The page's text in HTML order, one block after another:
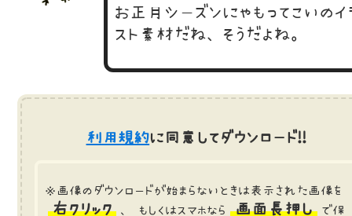
お正月シーズンにゃもってこいのイ
スト素材だね、そうだよね。
利用規約に同意してダウンロード!!
※画像のダウンロードが始まらないときは表示された画像を
右クリック 、 もしくはスマホなら 画面長押し
で保